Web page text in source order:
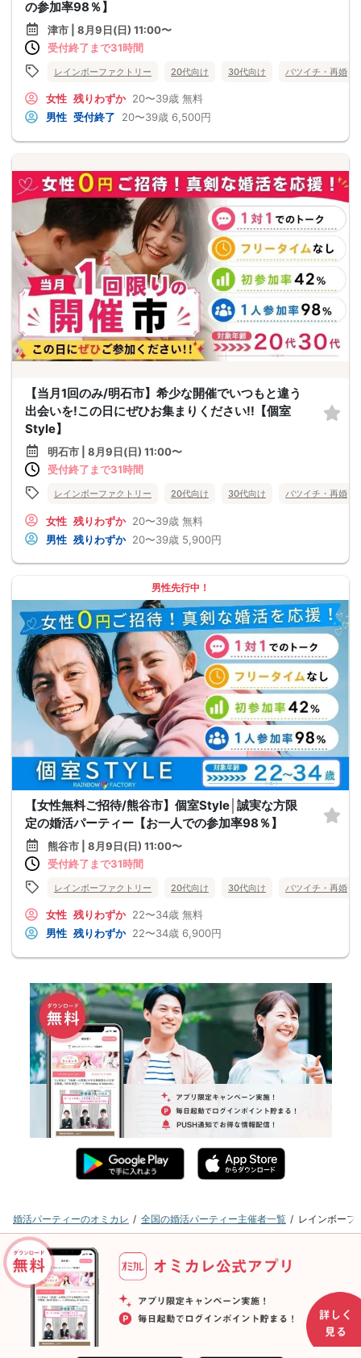
の参加率98％】
津市 | 8月9日(日) 11:00〜
受付終了まで31時間
レインボーファクトリー 20代向け 30代向け バツイチ・再婚
女性 残りわずか 20〜39歳 無料
男性 受付終了 20〜39歳 6,500円
【当月1回のみ/明石市】希少な開催でいつもと違う
出会いを!この日にぜひお集まりください!!【個室
Style】
明石市 | 8月9日(日) 11:00〜
受付終了まで31時間
レインボーファクトリー 20代向け 30代向け バツイチ・再婚
女性 残りわずか 20〜39歳 無料
男性 残りわずか 20〜39歳 5,900円
男性先行中！
【女性無料ご招待/熊谷市】個室Style│誠実な方限
定の婚活パーティー【お一人での参加率98％】
熊谷市 | 8月9日(日) 11:00〜
受付終了まで31時間
レインボーファクトリー 20代向け 30代向け バツイチ・再婚
女性 残りわずか 22〜34歳 無料
男性 残りわずか 22〜34歳 6,900円
婚活パーティーのオミカレ 全国の婚活パーティー主催者一覧 レインボーフ